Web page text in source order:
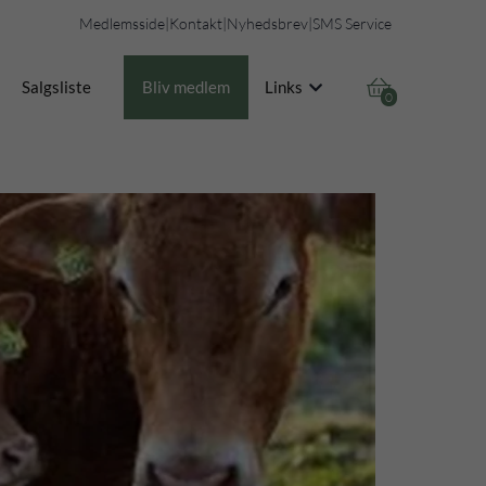
Medlemsside|Kontakt|Nyhedsbrev|SMS Service

0
Salgsliste Bliv medlem Links